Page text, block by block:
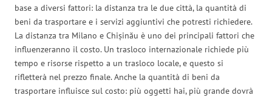
base a diversi fattori: la distanza tra le due città, la quantità di
beni da trasportare e i servizi aggiuntivi che potresti richiedere.
La distanza tra Milano e Chișinău è uno dei principali fattori che
influenzeranno il costo. Un trasloco internazionale richiede più
tempo e risorse rispetto a un trasloco locale, e questo si
rifletterà nel prezzo finale. Anche la quantità di beni da
trasportare influisce sul costo: più oggetti hai, più grande dovrà